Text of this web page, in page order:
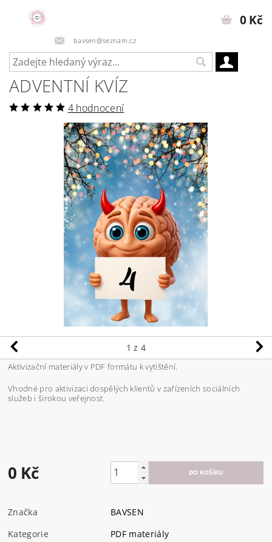
bavsen@seznam.cz
0 Kč
ADVENTNÍ KVÍZ
4 hodnocení
1 z 4
Aktivizační materiály v PDF formátu k vytištění.
Vhodné pro aktivizaci dospělých klientů v zařízeních sociálních
služeb i širokou veřejnost.
0 Kč
Značka
BAVSEN
Kategorie
PDF materiály